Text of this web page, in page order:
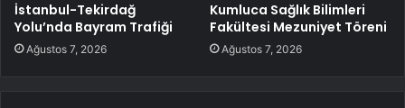
İstanbul-Tekirdağ
Yolu’nda Bayram Trafiği
Ağustos 7, 2026
Kumluca Sağlık Bilimleri
Fakültesi Mezuniyet Töreni
Ağustos 7, 2026